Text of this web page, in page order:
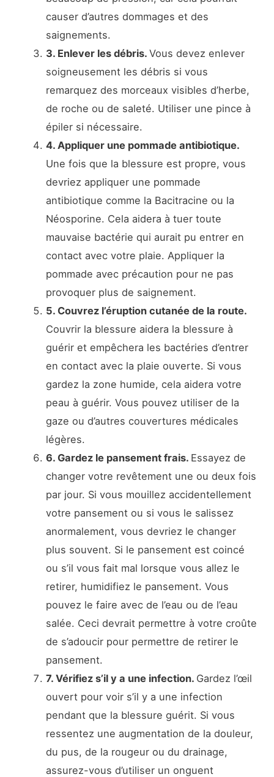
causer d’autres dommages et des
saignements.
3. Enlever les débris. Vous devez enlever
soigneusement les débris si vous
remarquez des morceaux visibles d’herbe,
de roche ou de saleté. Utiliser une pince à
épiler si nécessaire.
4. Appliquer une pommade antibiotique.
Une fois que la blessure est propre, vous
devriez appliquer une pommade
antibiotique comme la Bacitracine ou la
Néosporine. Cela aidera à tuer toute
mauvaise bactérie qui aurait pu entrer en
contact avec votre plaie. Appliquer la
pommade avec précaution pour ne pas
provoquer plus de saignement.
5. Couvrez l’éruption cutanée de la route.
Couvrir la blessure aidera la blessure à
guérir et empêchera les bactéries d’entrer
en contact avec la plaie ouverte. Si vous
gardez la zone humide, cela aidera votre
peau à guérir. Vous pouvez utiliser de la
gaze ou d’autres couvertures médicales
légères.
6. Gardez le pansement frais. Essayez de
changer votre revêtement une ou deux fois
par jour. Si vous mouillez accidentellement
votre pansement ou si vous le salissez
anormalement, vous devriez le changer
plus souvent. Si le pansement est coincé
ou s’il vous fait mal lorsque vous allez le
retirer, humidifiez le pansement. Vous
pouvez le faire avec de l’eau ou de l’eau
salée. Ceci devrait permettre à votre croûte
de s’adoucir pour permettre de retirer le
pansement.
7. Vérifiez s’il y a une infection. Gardez l’œil
ouvert pour voir s’il y a une infection
pendant que la blessure guérit. Si vous
ressentez une augmentation de la douleur,
du pus, de la rougeur ou du drainage,
assurez-vous d’utiliser un onguent